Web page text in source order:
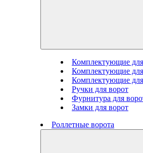
Комплектующие
Комплектующие
Комплектующие
Ручки для ворот
Фурнитура для
Замки для ворот
Роллетные ворота